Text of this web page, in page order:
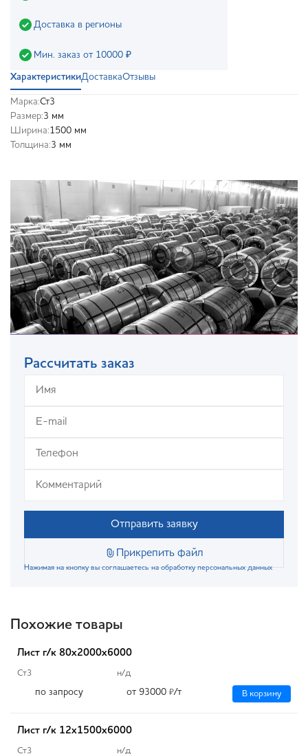
Доставка в регионы
Мин. заказ от 10000 ₽
ХарактеристикиДоставкаОтзывы
Марка:Ст3
Размер:3 мм
Ширина:1500 мм
Толщина:3 мм
Рассчитать заказ
Отправить заявку
Прикрепить файл
Нажимая на кнопку вы соглашаетесь на обработку персональных данных
Похожие товары
Лист г/к 80х2000х6000
Ст3 н/д
по запросу от 93000 ₽/т В корзину
Лист г/к 12х1500х6000
Ст3 н/д